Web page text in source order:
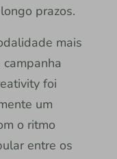
prazos.
mais
foi
um
o ritmo
entre os